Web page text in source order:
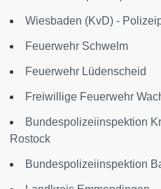
Wiesbaden (KvD) -
Feuerwehr Schwelm
Feuerwehr Lüdenscheid
Freiwillige Feuerwehr
Bundespolizeiinspektion
Rostock
Bundespolizeiinspektion